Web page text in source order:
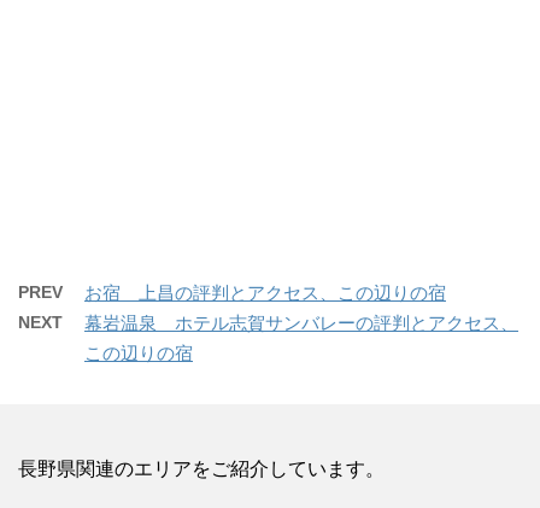
PREV お宿 上昌の評判とアクセス、この辺りの宿
NEXT
幕岩温泉 ホテル志賀サンバレーの評判とアクセス、
この辺りの宿
長野県関連のエリアをご紹介しています。